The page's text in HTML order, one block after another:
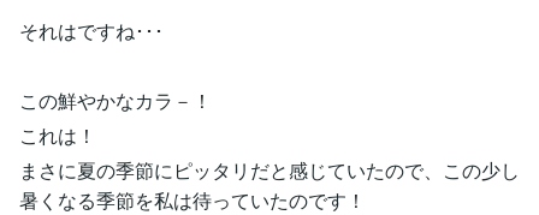
それはですね･･･
この鮮やかなカラ－！
これは！
まさに夏の季節にピッタリだと感じていたので、この少し
暑くなる季節を私は待っていたのです！